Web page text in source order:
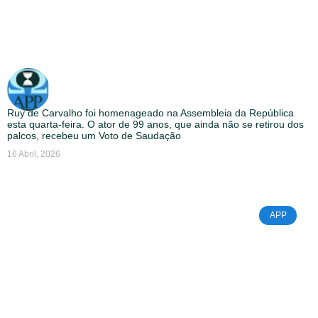
Ruy de Carvalho foi homenageado na Assembleia da República
esta quarta-feira. O ator de 99 anos, que ainda não se retirou dos
palcos, recebeu um Voto de Saudação
16 Abril, 2026
APP